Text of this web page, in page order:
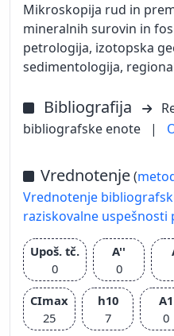
Mikroskopija rud in
mineralnih surovin in
petrologija, izotopska
sedimentologija,
Bibliografija
bibliografske enote
|
Vrednotenje(
Vrednotenje
raziskovalne uspešnosti
Upoš. tč.
0
A''
0
CImax
25
h10
7
A1
0